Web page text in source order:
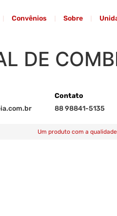
Convênios Sobre
DE
Contato
88 98841-5135
Um produto com a qualidade